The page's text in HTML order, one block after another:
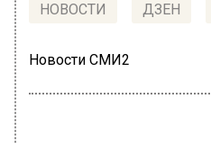
НОВОСТИ ДЗЕН
Новости СМИ2